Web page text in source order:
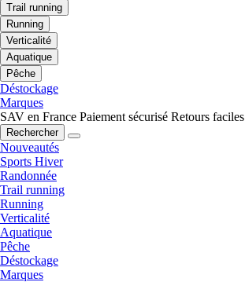
Trail running
Running
Verticalité
Aquatique
Pêche
Déstockage
Marques
SAV en France Paiement sécurisé Retours faciles
Rechercher
Nouveautés
Sports Hiver
Randonnée
Trail running
Running
Verticalité
Aquatique
Pêche
Déstockage
Marques